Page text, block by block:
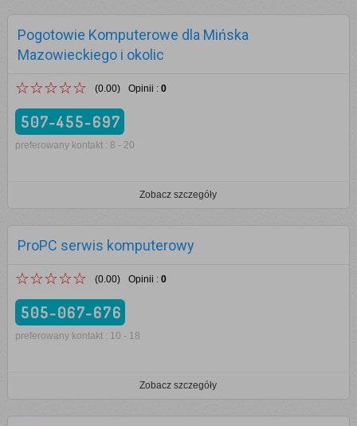
Pogotowie Komputerowe dla Mińska
Mazowieckiego i okolic
☆☆☆☆☆ (0.00) Opinii : 0
507-455-697
preferowany kontakt : 8 - 20
Zobacz szczegóły
ProPC serwis komputerowy
☆☆☆☆☆ (0.00) Opinii : 0
505-067-676
preferowany kontakt : 10 - 18
Zobacz szczegóły